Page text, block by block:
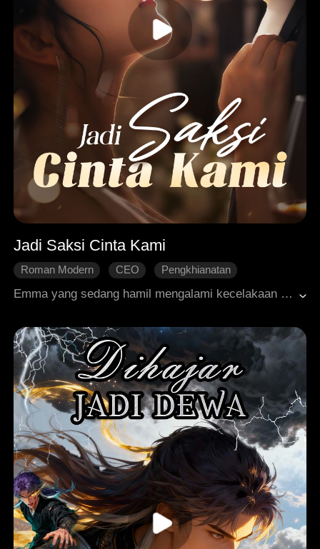
Jadi Saksi Cinta Kami
Roman Modern CEO
Pengkhianatan
Emma yang sedang hamil mengalami kecelakaan dan meminta tolong pada tunangannya, Nathan. Namun, Nathan justru pergi meninggalkannya karena takut cinta pertamanya tidak tahan melihat pemandangan berdarah. Setelah kehilangan anak, Emma kembali dihantam oleh Nathan yang menyabotase kariernya dan selalu memihak Ella. Bahkan, karena merasa kasihan pada Ella, Nathan memaksa Emma untuk menyerahkan kamarnya. Kedinginan hati Nathan akhirnya menyadarkan Emma. Dengan tegas, Emma pergi meninggalkannya dan menerima lamaran Dean, pria yang dijodohkan dengannya sejak kecil. Sementara itu, di lokasi pernikahan, Nathan yang begitu percaya diri justru syok menemukan Emma menghilang. Saat dia menyuruh bawahannya untuk mencari Emma, dia malah menyaksikan Emma sedang menikah dengan Dean. Nathan tidak percaya bahwa Emma benar-benar pergi darinya, dan dimulailah usahanya yang mati-matian untuk merebut kembali sang mantan kekasih.